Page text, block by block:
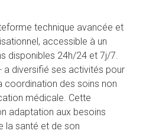
technique avancée et
accessible à un
disponibles 24h/24 et 7j/7.
a diversifié ses activités pour
coordination des soins non
médicale. Cette
adaptation aux besoins
la santé et de son